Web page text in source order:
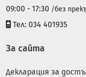
09:00 - 17:30 /без
Тел: 034 401935
За сайта
Декларация за